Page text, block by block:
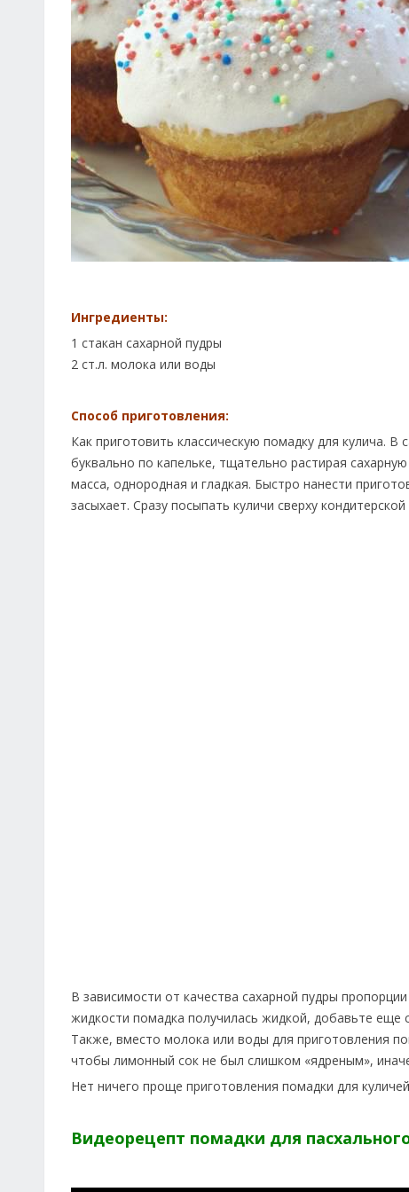
Ингредиенты:
1 стакан сахарной пудры
2 ст.л. молока или воды
Способ приготовления:
Как приготовить классическую помадку для кулича.
буквально по капельке, тщательно растирая
масса, однородная и гладкая. Быстро нанести
засыхает. Сразу посыпать куличи сверху
В зависимости от качества сахарной пудры
жидкости помадка получилась жидкой, добавьте еще
Также, вместо молока или воды для приготовления
чтобы лимонный сок не был слишком «ядреным»,
Нет ничего проще приготовления помадки для
Видеорецепт помадки для